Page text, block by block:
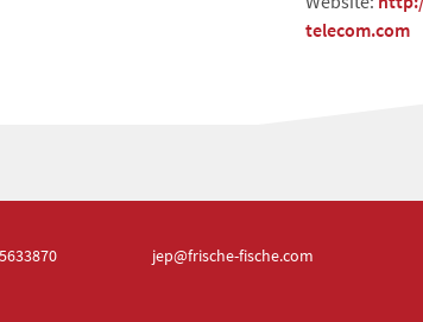
telecom.com
5633870 jep@frische-fische.com